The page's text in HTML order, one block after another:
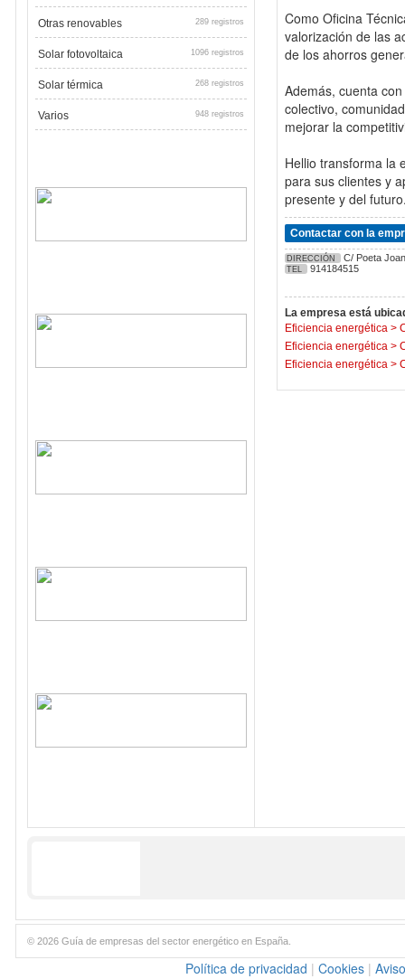
Otras renovables 289 registros
Solar fotovoltaica 1096 registros
Solar térmica 268 registros
Varios 948 registros
Como Oficina
valorización de las
de los ahorros
Además, cuenta
colectivo,
mejorar la
Hellio transforma la
para sus clientes y
presente y del
Contactar con la
DIRECCIÓN C/ Poeta
TEL 914184515
La empresa está
Eficiencia energética >
Eficiencia energética >
Eficiencia energética >
© 2026 Guía de empresas del sector energético en España.
Política de privacidad | Cookies |